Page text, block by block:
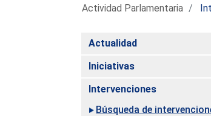
Actividad Parlamentaria
Actualidad
Iniciativas
Intervenciones
Búsqueda de